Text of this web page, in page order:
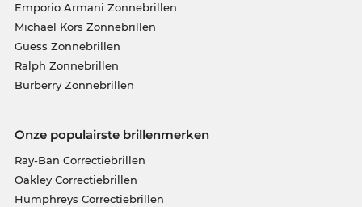
Emporio Armani Zonnebrillen
Michael Kors Zonnebrillen
Guess Zonnebrillen
Ralph Zonnebrillen
Burberry Zonnebrillen
Onze populairste brillenmerken
Ray-Ban Correctiebrillen
Oakley Correctiebrillen
Humphreys Correctiebrillen